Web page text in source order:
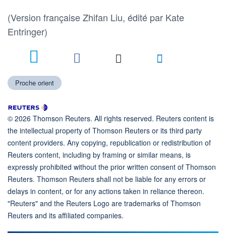
(Version française Zhifan Liu, édité par Kate
Entringer)
Proche orient
© 2026 Thomson Reuters. All rights reserved. Reuters content is
the intellectual property of Thomson Reuters or its third party
content providers. Any copying, republication or redistribution of
Reuters content, including by framing or similar means, is
expressly prohibited without the prior written consent of Thomson
Reuters. Thomson Reuters shall not be liable for any errors or
delays in content, or for any actions taken in reliance thereon.
"Reuters" and the Reuters Logo are trademarks of Thomson
Reuters and its affiliated companies.